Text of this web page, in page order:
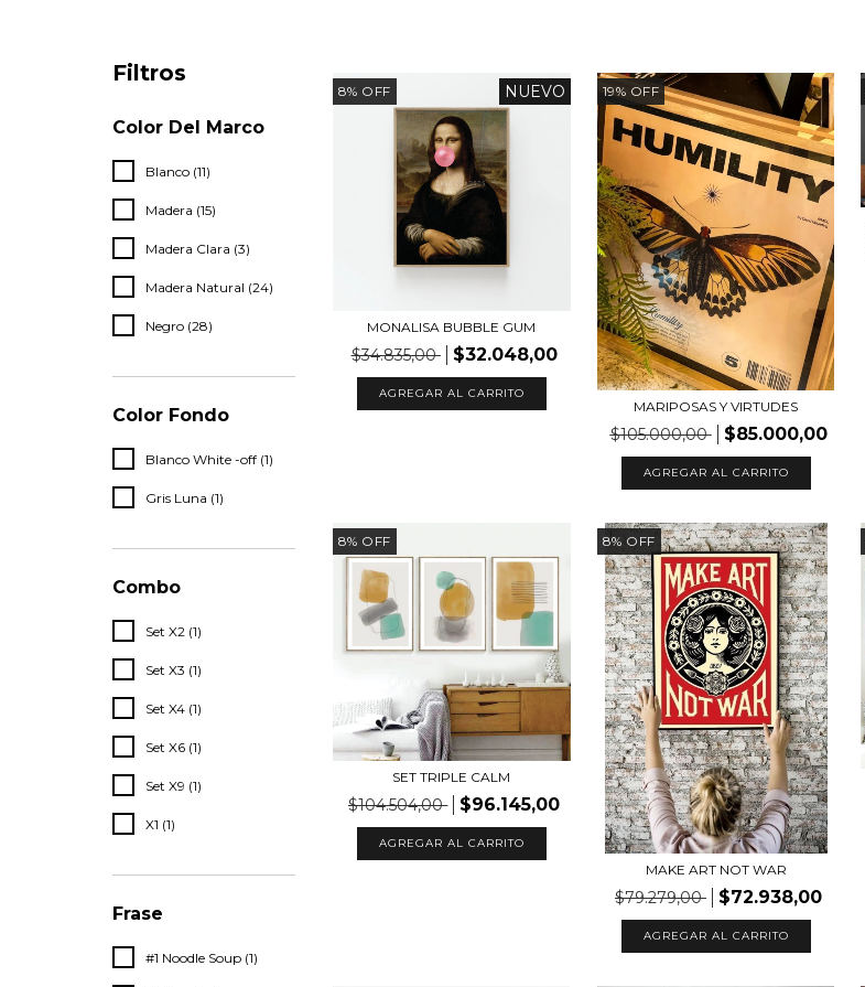
Filtros
Color Del Marco
Blanco (11)
Madera (15)
Madera Clara (3)
Madera Natural (24)
Negro (28)
Color Fondo
Blanco White -off (1)
Gris Luna (1)
Combo
Set X2 (1)
Set X3 (1)
Set X4 (1)
Set X6 (1)
Set X9 (1)
X1 (1)
Frase
#1 Noodle Soup (1)
8% OFF NUEVO
MONALISA BUBBLE GUM
$34.835,00 $32.048,00
AGREGAR AL CARRITO
19% OFF
MARIPOSAS Y VIRTUDES
$105.000,00 $85.000,00
AGREGAR AL CARRITO
8% OFF
SET TRIPLE CALM
$104.504,00 $96.145,00
AGREGAR AL CARRITO
8% OFF
MAKE ART NOT WAR
$79.279,00 $72.938,00
AGREGAR AL CARRITO